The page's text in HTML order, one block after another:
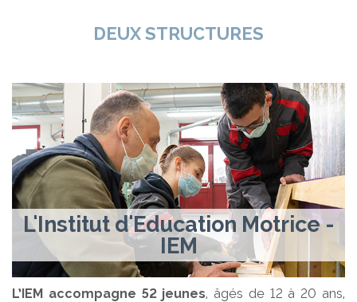
DEUX STRUCTURES
L'Institut d'Education Motrice -
IEM
L’IEM accompagne 52 jeunes, âgés de 12 à 20 ans,